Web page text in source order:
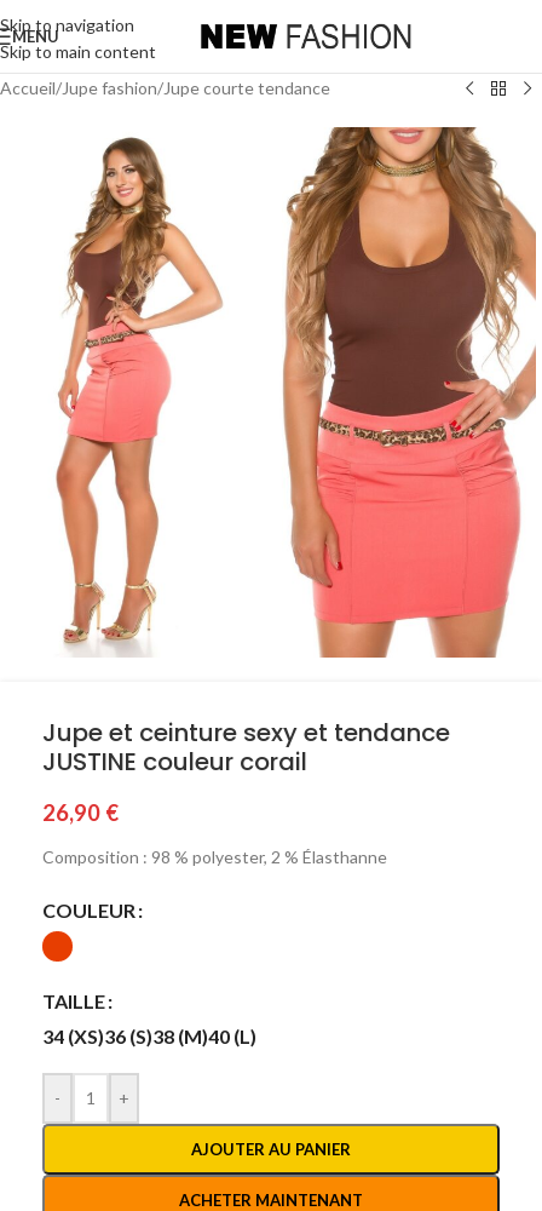
Skip to navigation
Skip to main content
MENU
Accueil/Jupe fashion/Jupe courte tendance
Jupe et ceinture sexy et tendance
JUSTINE couleur corail
26,90 €
Composition : 98 % polyester, 2 % Élasthanne
COULEUR
TAILLE
34 (XS)36 (S)38 (M)40 (L)
- +
AJOUTER AU PANIER
ACHETER MAINTENANT